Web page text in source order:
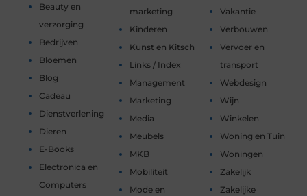
Beauty en
verzorging
Bedrijven
Bloemen
Blog
Cadeau
Dienstverlening
Dieren
E-Books
Electronica en
Computers
marketing
Kinderen
Kunst en Kitsch
Links / Index
Management
Marketing
Media
Meubels
MKB
Mobiliteit
Mode en
Vakantie
Verbouwen
Vervoer en
transport
Webdesign
Wijn
Winkelen
Woning en Tuin
Woningen
Zakelijk
Zakelijke